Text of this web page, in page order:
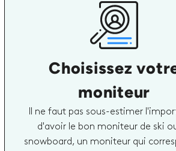
Choisissez
moniteur
Il ne faut pas sous-estimer
d'avoir le bon moniteur de ski
snowboard, un moniteur qui